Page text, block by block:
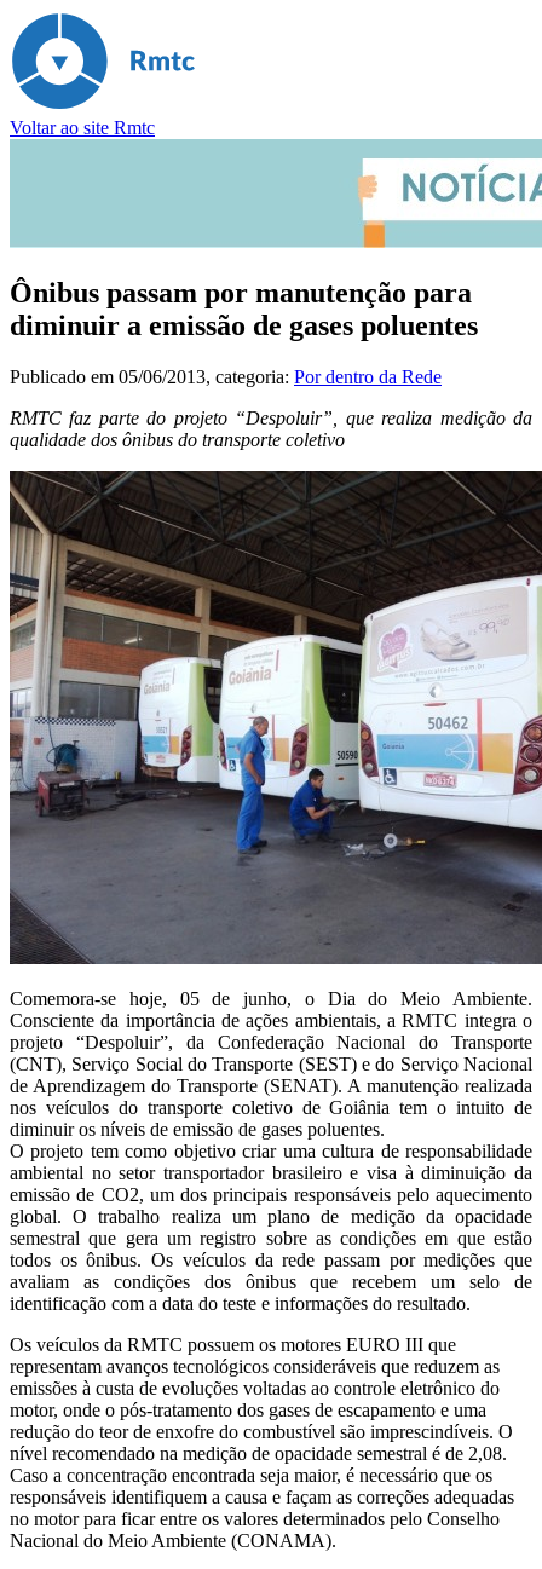
Voltar ao site Rmtc
Ônibus passam por manutenção para
diminuir a emissão de gases poluentes
Publicado em 05/06/2013, categoria: Por dentro da Rede
RMTC faz parte do projeto “Despoluir”, que realiza medição da
qualidade dos ônibus do transporte coletivo
Comemora-se hoje, 05 de junho, o Dia do Meio Ambiente.
Consciente da importância de ações ambientais, a RMTC integra o
projeto “Despoluir”, da Confederação Nacional do Transporte
(CNT), Serviço Social do Transporte (SEST) e do Serviço Nacional
de Aprendizagem do Transporte (SENAT). A manutenção realizada
nos veículos do transporte coletivo de Goiânia tem o intuito de
diminuir os níveis de emissão de gases poluentes.
O projeto tem como objetivo criar uma cultura de responsabilidade
ambiental no setor transportador brasileiro e visa à diminuição da
emissão de CO2, um dos principais responsáveis pelo aquecimento
global. O trabalho realiza um plano de medição da opacidade
semestral que gera um registro sobre as condições em que estão
todos os ônibus. Os veículos da rede passam por medições que
avaliam as condições dos ônibus que recebem um selo de
identificação com a data do teste e informações do resultado.
Os veículos da RMTC possuem os motores EURO III que
representam avanços tecnológicos consideráveis que reduzem as
emissões à custa de evoluções voltadas ao controle eletrônico do
motor, onde o pós-tratamento dos gases de escapamento e uma
redução do teor de enxofre do combustível são imprescindíveis. O
nível recomendado na medição de opacidade semestral é de 2,08.
Caso a concentração encontrada seja maior, é necessário que os
responsáveis identifiquem a causa e façam as correções adequadas
no motor para ficar entre os valores determinados pelo Conselho
Nacional do Meio Ambiente (CONAMA).